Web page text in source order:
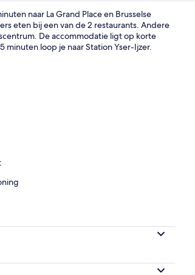
naar La Grand Place en Brusselse
eten bij een van de 2 restaurants. Andere
De accommodatie ligt op korte
minuten loop je naar Station Yser-Ijzer.